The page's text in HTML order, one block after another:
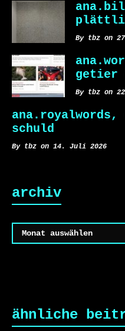
plättli
By tbz on
getier
By tbz on
ana.royalwords,
schuld
By tbz on 14. Juli 2026
archiv
Archiv
ähnliche